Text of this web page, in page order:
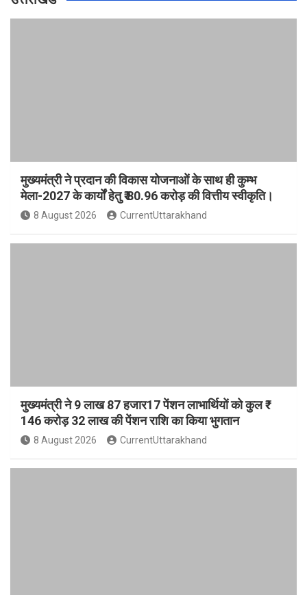
मुख्यमंत्री ने प्रदान की विकास योजनाओं के साथ ही कुम्भ
मेला-2027 के कार्यों हेतु ₹ 80.96 करोड़ की वित्तीय स्वीकृति।
8 August 2026 CurrentUttarakhand
मुख्यमंत्री ने 9 लाख 87 हजार17 पेंशन लाभार्थियों को कुल ₹
146 करोड़ 32 लाख की पेंशन राशि का किया भुगतान
8 August 2026 CurrentUttarakhand